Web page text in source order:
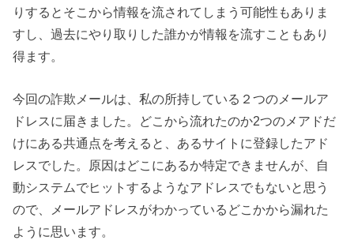
りするとそこから情報を流されてしまう可能性もありま
すし、過去にやり取りした誰かが情報を流すこともあり
得ます。
今回の詐欺メールは、私の所持している２つのメールア
ドレスに届きました。どこから流れたのか2つのメアドだ
けにある共通点を考えると、あるサイトに登録したアド
レスでした。原因はどこにあるか特定できませんが、自
動システムでヒットするようなアドレスでもないと思う
ので、メールアドレスがわかっているどこかから漏れた
ように思います。